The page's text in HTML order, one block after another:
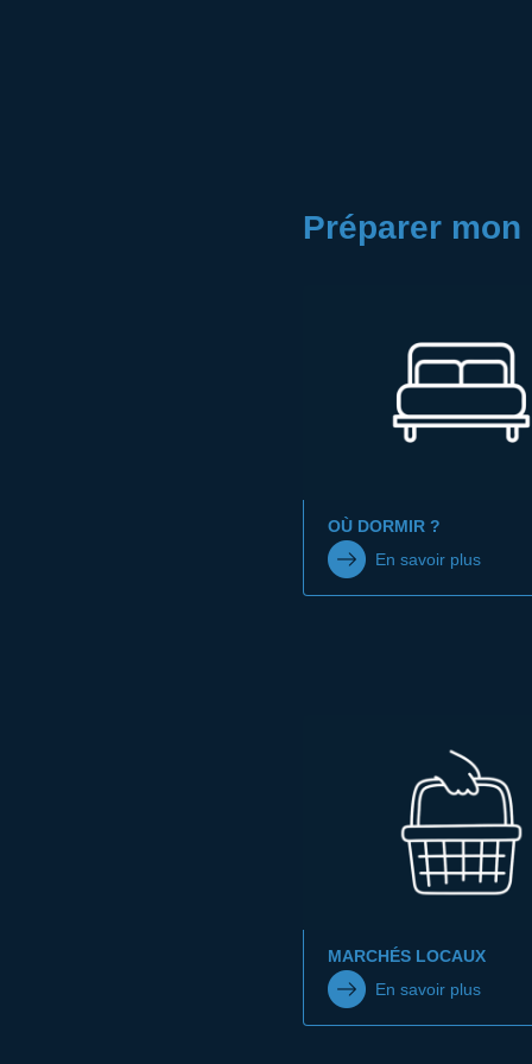
Préparer
OÙ DORMIR ?
En savoir plus
MARCHÉS LOCAUX
En savoir plus